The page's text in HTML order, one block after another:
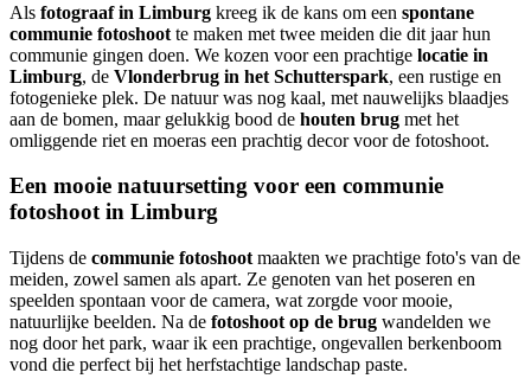
Als fotograaf in Limburg kreeg ik de kans om een spontane
communie fotoshoot te maken met twee meiden die dit jaar hun
communie gingen doen. We kozen voor een prachtige locatie in
Limburg, de Vlonderbrug in het Schutterspark, een rustige en
fotogenieke plek. De natuur was nog kaal, met nauwelijks blaadjes
aan de bomen, maar gelukkig bood de houten brug met het
omliggende riet en moeras een prachtig decor voor de fotoshoot.
Een mooie natuursetting voor een communie
fotoshoot in Limburg
Tijdens de communie fotoshoot maakten we prachtige foto's van de
meiden, zowel samen als apart. Ze genoten van het poseren en
speelden spontaan voor de camera, wat zorgde voor mooie,
natuurlijke beelden. Na de fotoshoot op de brug wandelden we
nog door het park, waar ik een prachtige, ongevallen berkenboom
vond die perfect bij het herfstachtige landschap paste.